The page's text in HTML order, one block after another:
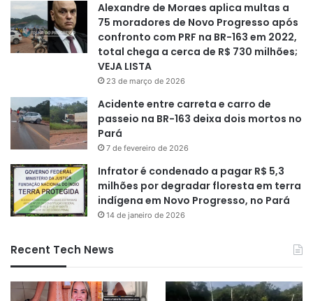
Alexandre de Moraes aplica multas a
75 moradores de Novo Progresso após
confronto com PRF na BR-163 em 2022,
total chega a cerca de R$ 730 milhões;
VEJA LISTA
23 de março de 2026
Acidente entre carreta e carro de
passeio na BR-163 deixa dois mortos no
Pará
7 de fevereiro de 2026
Infrator é condenado a pagar R$ 5,3
milhões por degradar floresta em terra
indígena em Novo Progresso, no Pará
14 de janeiro de 2026
Recent Tech News